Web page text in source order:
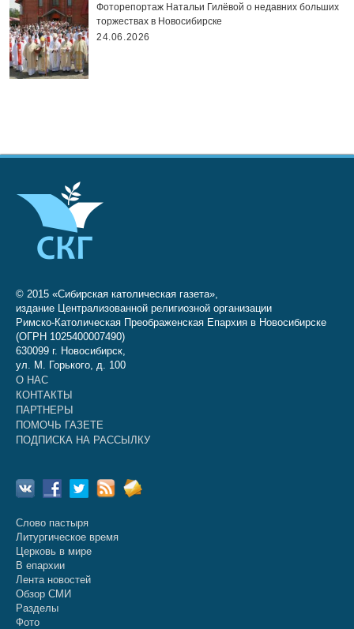
Фоторепортаж Натальи Гилёвой о недавних больших
торжествах в Новосибирске
24.06.2026
© 2015 «Сибирская католическая газета»,
издание Централизованной религиозной организации
Римско-Католическая Преображенская Епархия в Новосибирске
(ОГРН 1025400007490)
630099 г. Новосибирск,
ул. М. Горького, д. 100
О НАС
КОНТАКТЫ
ПАРТНЕРЫ
ПОМОЧЬ ГАЗЕТЕ
ПОДПИСКА НА РАССЫЛКУ
Слово пастыря
Литургическое время
Церковь в мире
В епархии
Лента новостей
Обзор СМИ
Разделы
Фото